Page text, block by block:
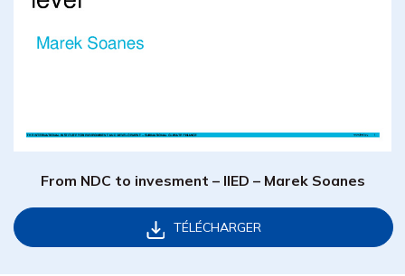
From NDC to invesment – IIED – Marek Soanes
TÉLÉCHARGER